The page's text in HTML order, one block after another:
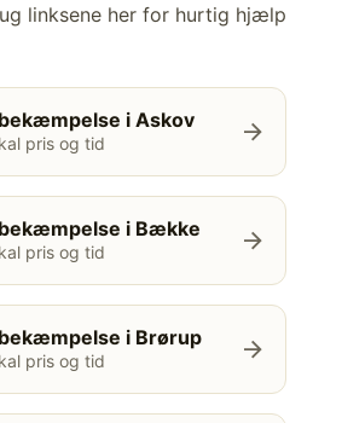
linksene her for hurtig hjælp
i Askov
pris og tid arrow_forward
i Bække
pris og tid arrow_forward
i Brørup
pris og tid arrow_forward